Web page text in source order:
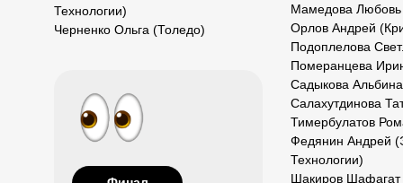
Технологии)
Черненко Ольга (Толедо)
Мамедова
Орлов Андрей
Подоплелова
Померанцева
Садыкова
Салахутдинова
Тимербулатов
Федянин Андрей
Технологии)
Шакиров Шафагат